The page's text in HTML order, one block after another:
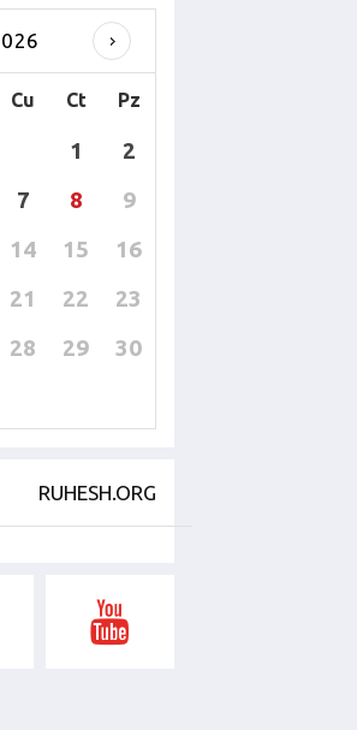
Cu Ct Pz
1
2
7 8
9
14 15
16
21 22
23
28 29
30
RUHESH.ORG